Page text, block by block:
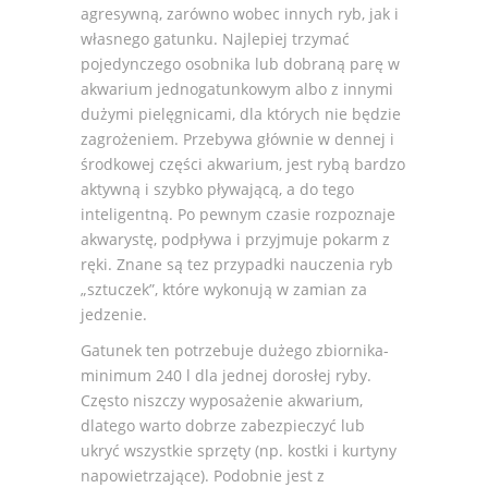
agresywną, zarówno wobec innych ryb, jak i
własnego gatunku. Najlepiej trzymać
pojedynczego osobnika lub dobraną parę w
akwarium jednogatunkowym albo z innymi
dużymi pielęgnicami, dla których nie będzie
zagrożeniem. Przebywa głównie w dennej i
środkowej części akwarium, jest rybą bardzo
aktywną i szybko pływającą, a do tego
inteligentną. Po pewnym czasie rozpoznaje
akwarystę, podpływa i przyjmuje pokarm z
ręki. Znane są tez przypadki nauczenia ryb
„sztuczek”, które wykonują w zamian za
jedzenie.
Gatunek ten potrzebuje dużego zbiornika-
minimum 240 l dla jednej dorosłej ryby.
Często niszczy wyposażenie akwarium,
dlatego warto dobrze zabezpieczyć lub
ukryć wszystkie sprzęty (np. kostki i kurtyny
napowietrzające). Podobnie jest z